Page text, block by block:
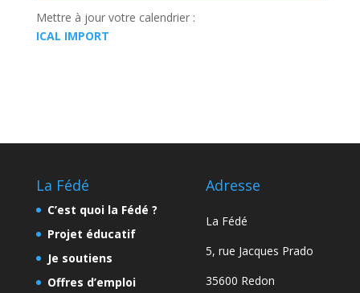
Mettre à jour votre calendrier :
ICAL IMPORT
La Fédé
C’est quoi la Fédé ?
Projet éducatif
Je soutiens
Offres d’emploi
Adresse
La Fédé
5, rue Jacques Prado
35600 Redon